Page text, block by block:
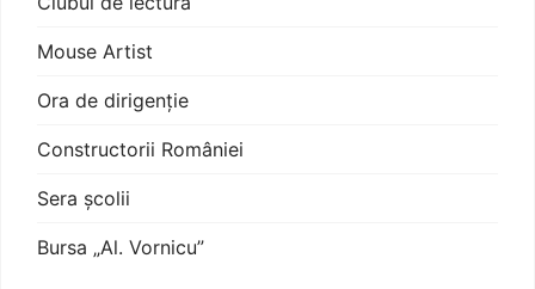
Mouse Artist
Ora de dirigenție
Constructorii României
Sera școlii
Bursa „Al. Vornicu”